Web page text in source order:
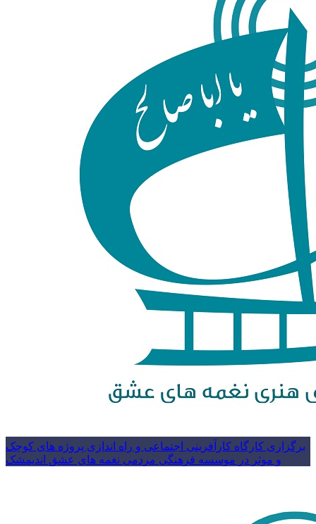
برگزاری کارگاه کارآفرینی اجتماعی و راه اندازی پروژه های کوچک
و موثر در موسسه فرهنگی مردمی نغمه های عشق اندیمشک